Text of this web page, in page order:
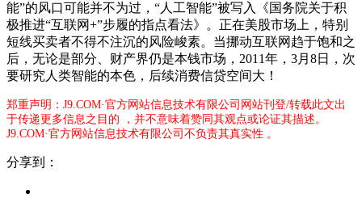
能”的风口可能并不为过，“人工智能”被写入《国务院关于积
极推进“互联网+”步履的指点看法》。正在美股市场上，特别
短线买卖者不得不注沉的风险峻素。当挪动互联网趋于饱和之
后，无论是部分、财产界仍是本钱市场，2011年，3月8日，次
要研究人类智能的本色，后续消费信贷空间大！
郑重声明：J9.COM·官方网站信息技术有限公司网站刊登/转载此文出
于传递更多信息之目的 ，并不意味着赞同其观点或论证其描述。
J9.COM·官方网站信息技术有限公司不负责其真实性 。
分享到：